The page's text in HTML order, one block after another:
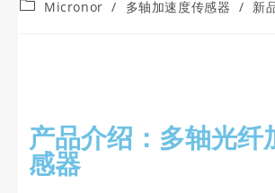
Micronor / 多轴加速度传感器 / 新
产品介绍：多轴光纤
感器